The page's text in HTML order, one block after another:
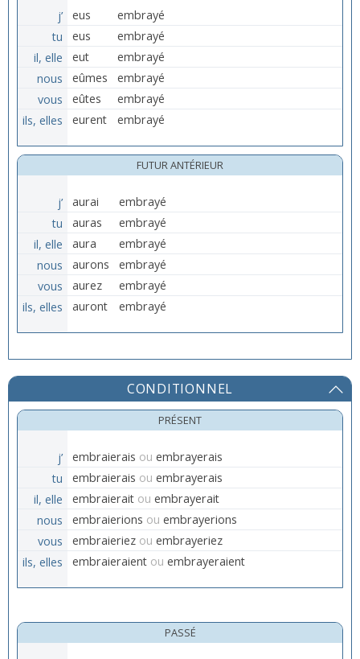
j’ eus
embrayé
tu
eus
embrayé
il, elle
eut
embrayé
nous
eûmes
embrayé
vous
eûtes
embrayé
ils, elles
eurent embrayé
FUTUR ANTÉRIEUR
j’ aurai
embrayé
tu
auras
embrayé
il, elle
aura
embrayé
nous
aurons
embrayé
vous
aurez
embrayé
ils, elles
auront embrayé
CONDITIONNEL
PRÉSENT
j’ embraierais ou embrayerais
tu
embraierais ou embrayerais
il, elle
embraierait ou embrayerait
nous
embraierions ou embrayerions
vous
embraieriez ou embrayeriez
ils, elles
embraieraient ou embrayeraient
PASSÉ